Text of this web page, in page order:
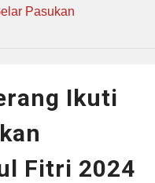
Pasukan
Ikuti
Fitri 2024